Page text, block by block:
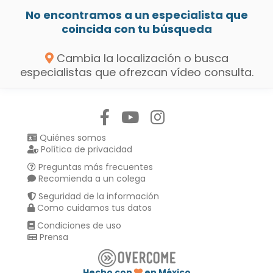
No encontramos a un especialista que
coincida con tu búsqueda
Cambia la localización o busca
especialistas que ofrezcan vídeo consulta.
Quiénes somos
Política de privacidad
Preguntas más frecuentes
Recomienda a un colega
Seguridad de la información
Como cuidamos tus datos
Condiciones de uso
Prensa